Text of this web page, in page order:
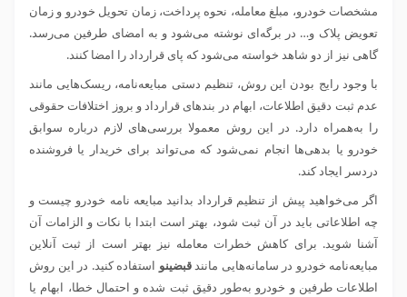
مشخصات خودرو، مبلغ معامله، نحوه پرداخت، زمان تحویل خودرو و زمان
تعویض پلاک و… در برگه‌ای نوشته می‌شود و به امضای طرفین می‌رسد.
گاهی نیز از دو شاهد خواسته می‌شود که پای قرارداد را امضا کنند.
با وجود رایج بودن این روش، تنظیم دستی مبایعه‌نامه، ریسک‌هایی مانند
عدم ثبت دقیق اطلاعات، ابهام در بندهای قرارداد و بروز اختلافات حقوقی
را به‌همراه دارد. در این روش معمولا بررسی‌های لازم درباره سوابق
خودرو یا بدهی‌ها انجام نمی‌شود که می‌تواند برای خریدار یا فروشنده
دردسر ایجاد کند.
اگر می‌خواهید پیش از تنظیم قرارداد بدانید مبایعه نامه خودرو چیست و
چه اطلاعاتی باید در آن ثبت شود، بهتر است ابتدا با نکات و الزامات آن
آشنا شوید. برای کاهش خطرات معامله نیز بهتر است از ثبت آنلاین
مبایعه‌نامه خودرو در سامانه‌هایی مانندقبضینو استفاده کنید. در این روش
اطلاعات طرفین و خودرو به‌طور دقیق ثبت شده و احتمال خطا، ابهام یا